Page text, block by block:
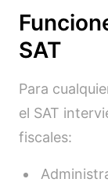
SAT
Para
el SAT
fiscales: